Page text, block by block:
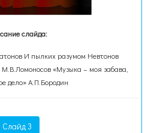
слайда:
И пылких разумом Невтонов
«Музыка – моя забава,
дело» А.П.Бородин
Слайд 3